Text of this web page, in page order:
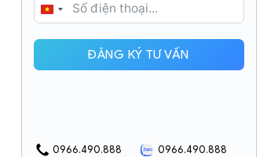
VIETNAM
ĐĂNG KÝ TƯ VẤN
0966.490.888 0966.490.888